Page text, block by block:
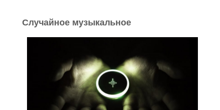
:Случайное музыкальное